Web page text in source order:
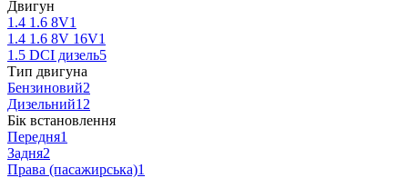
Двигун
1.4 1.6 8V1
1.4 1.6 8V 16V1
1.5 DCI дизель5
Тип двигуна
Бензиновий2
Дизельний12
Бік встановлення
Передня1
Задня2
Права (пасажирська)1